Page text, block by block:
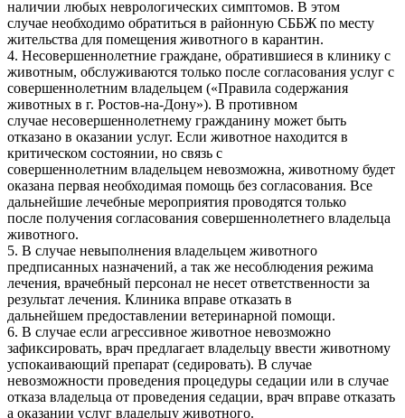
наличии любых неврологических симптомов. В этом
случае необходимо обратиться в районную СББЖ по месту
жительства для помещения животного в карантин.
4. Несовершеннолетние граждане, обратившиеся в клинику с
животным, обслуживаются только после согласования услуг с
совершеннолетним владельцем («Правила содержания
животных в г. Ростов-на-Дону»). В противном
случае несовершеннолетнему гражданину может быть
отказано в оказании услуг. Если животное находится в
критическом состоянии, но связь с
совершеннолетним владельцем невозможна, животному будет
оказана первая необходимая помощь без согласования. Все
дальнейшие лечебные мероприятия проводятся только
после получения согласования совершеннолетнего владельца
животного.
5. В случае невыполнения владельцем животного
предписанных назначений, а так же несоблюдения режима
лечения, врачебный персонал не несет ответственности за
результат лечения. Клиника вправе отказать в
дальнейшем предоставлении ветеринарной помощи.
6. В случае если агрессивное животное невозможно
зафиксировать, врач предлагает владельцу ввести животному
успокаивающий препарат (седировать). В случае
невозможности проведения процедуры седации или в случае
отказа владельца от проведения седации, врач вправе отказать
а оказании услуг владельцу животного.